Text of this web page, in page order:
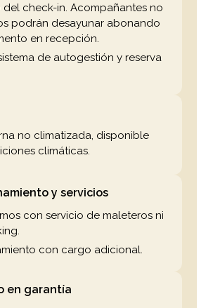
del check-in. Acompañantes no
podrán desayunar abonando
en recepción.
de autogestión y reserva
no climatizada, disponible
climáticas.
y servicios
con servicio de maleteros ni
con cargo adicional.
en garantía